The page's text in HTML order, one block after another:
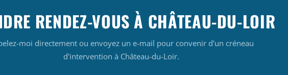
RENDEZ-VOUS À CHÂTEAU-DU-LOIR
moi directement ou envoyez un e-mail pour convenir d'un créneau
d'intervention à Château-du-Loir.